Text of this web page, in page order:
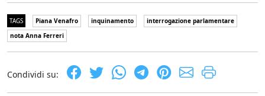
TAGS Piana Venafro inquinamento
interrogazione parlamentare
nota Anna Ferreri
Condividi su: